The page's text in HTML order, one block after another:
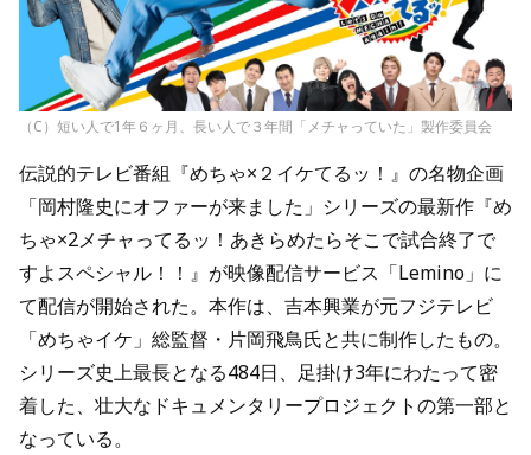
（C）短い人で1年６ヶ月、長い人で３年間「メチャっていた」製作委員会
伝説的テレビ番組『めちゃ×２イケてるッ！』の名物企画
「岡村隆史にオファーが来ました」シリーズの最新作『め
ちゃ×2メチャってるッ！あきらめたらそこで試合終了で
すよスペシャル！！』が映像配信サービス「Lemino」に
て配信が開始された。本作は、吉本興業が元フジテレビ
「めちゃイケ」総監督・片岡飛鳥氏と共に制作したもの。
シリーズ史上最長となる484日、足掛け3年にわたって密
着した、壮大なドキュメンタリープロジェクトの第一部と
なっている。